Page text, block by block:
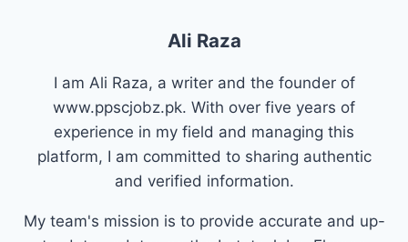
Ali Raza
I am Ali Raza, a writer and the founder of
www.ppscjobz.pk. With over five years of
experience in my field and managing this
platform, I am committed to sharing authentic
and verified information.
My team's mission is to provide accurate and up-